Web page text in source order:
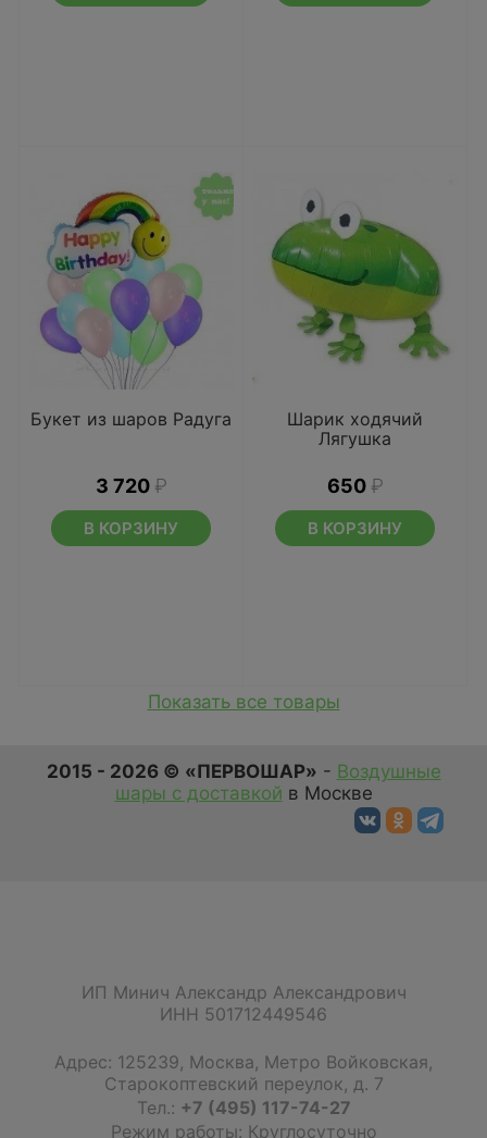
Букет из шаров Радуга
3 720 ₽
В КОРЗИНУ
Шарик ходячий
Лягушка
650 ₽
В КОРЗИНУ
Показать все товары
2015 - 2026 © «ПЕРВОШАР» - Воздушные
шары с доставкой в Москве
ИП Минич Александр Александрович
ИНН 501712449546
Адрес: 125239, Москва, Метро Войковская,
Старокоптевский переулок, д. 7
Тел.: +7 (495) 117-74-27
Режим работы: Круглосуточно